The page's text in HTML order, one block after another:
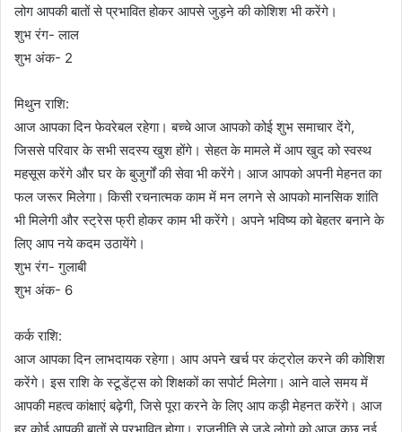
लोग आपकी बातों से प्रभावित होकर आपसे जुड़ने की कोशिश भी करेंगे।
शुभ रंग- लाल
शुभ अंक- 2
मिथुन राशि:
आज आपका दिन फेवरेबल रहेगा। बच्चे आज आपको कोई शुभ समाचार देंगे,
जिससे परिवार के सभी सदस्य खुश होंगे। सेहत के मामले में आप खुद को स्वस्थ
महसूस करेंगे और घर के बुजुर्गों की सेवा भी करेंगे। आज आपको अपनी मेहनत का
फल जरूर मिलेगा। किसी रचनात्मक काम में मन लगने से आपको मानसिक शांति
भी मिलेगी और स्ट्रेस फ्री होकर काम भी करेंगे। अपने भविष्य को बेहतर बनाने के
लिए आप नये कदम उठायेंगे।
शुभ रंग- गुलाबी
शुभ अंक- 6
कर्क राशि:
आज आपका दिन लाभदायक रहेगा। आप अपने खर्च पर कंट्रोल करने की कोशिश
करेंगे। इस राशि के स्टूडेंट्स को शिक्षकों का सपोर्ट मिलेगा। आने वाले समय में
आपकी महत्व कांक्षाएं बढ़ेगी, जिसे पूरा करने के लिए आप कड़ी मेहनत करेंगे। आज